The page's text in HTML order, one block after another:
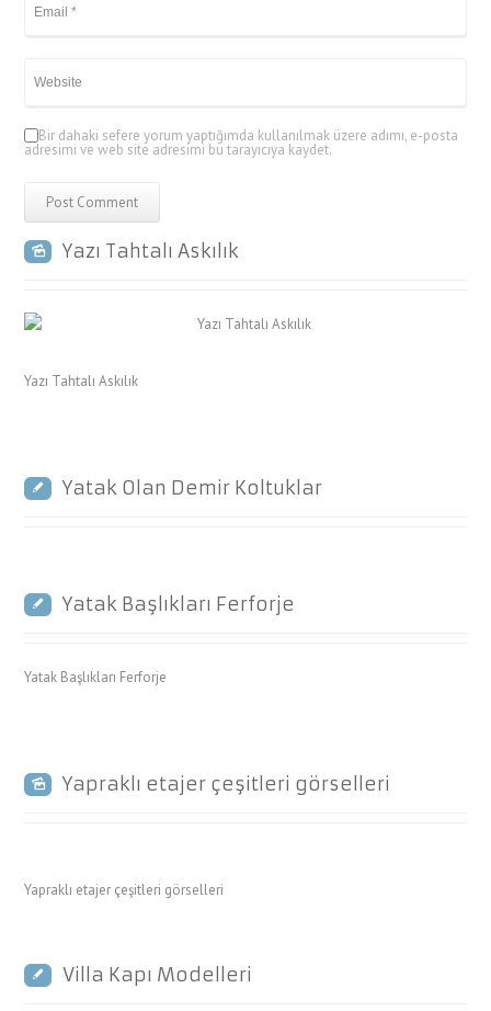
Bir dahaki sefere yorum yaptığımda kullanılmak üzere adımı, e-posta
adresimi ve web site adresimi bu tarayıcıya kaydet.
Yazı Tahtalı Askılık
Yazı Tahtalı Askılık
Yatak Olan Demir Koltuklar
Yatak Başlıkları Ferforje
Yatak Başlıkları Ferforje
Yapraklı etajer çeşitleri görselleri
Yapraklı etajer çeşitleri görselleri
Villa Kapı Modelleri